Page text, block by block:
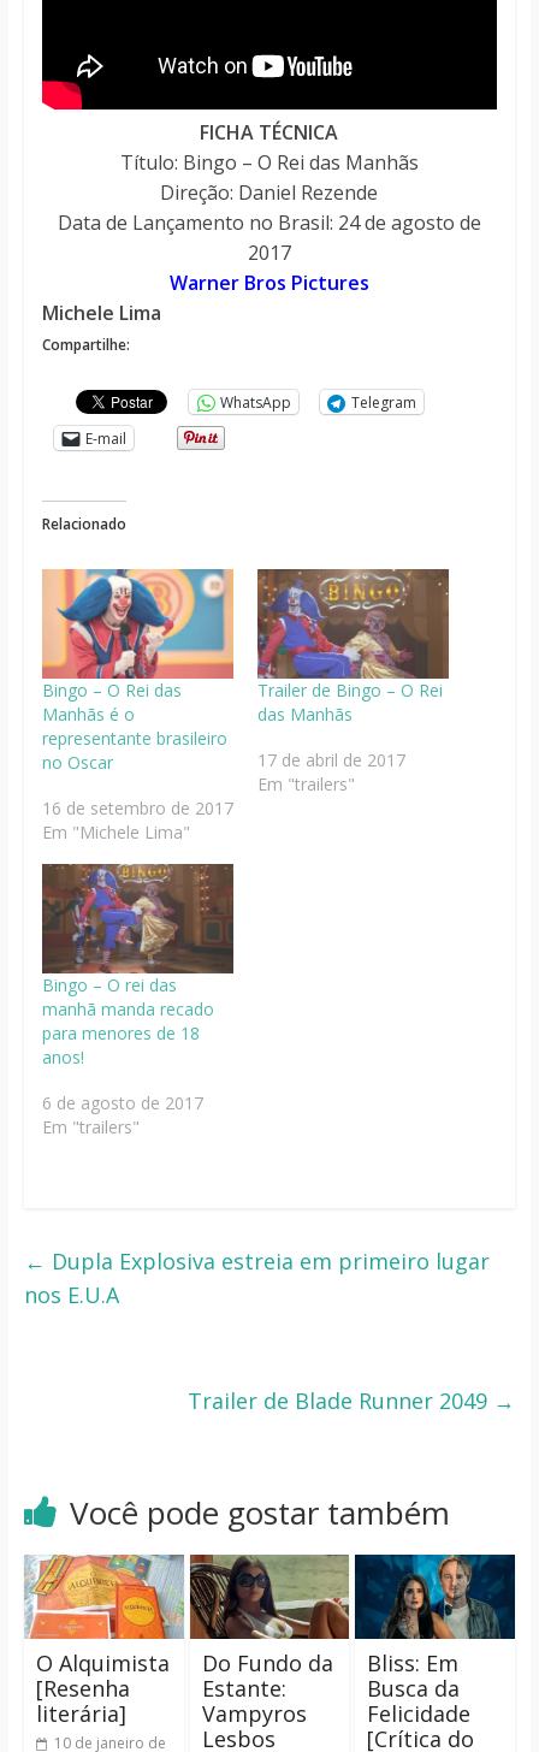
FICHA TÉCNICA
Título: Bingo – O Rei das Manhãs
Direção: Daniel Rezende
Data de Lançamento no Brasil: 24 de agosto de
2017
Warner Bros Pictures
Michele Lima
Compartilhe:
WhatsApp
Telegram
E-mail
Relacionado
Bingo – O Rei das
Manhãs é o
representante brasileiro
no Oscar
16 de setembro de 2017
Em "Michele Lima"
Trailer de Bingo – O Rei
das Manhãs
17 de abril de 2017
Em "trailers"
Bingo – O rei das
manhã manda recado
para menores de 18
anos!
6 de agosto de 2017
Em "trailers"
← Dupla Explosiva estreia em primeiro lugar
nos E.U.A
Trailer de Blade Runner 2049 →
Você pode gostar também
O Alquimista
[Resenha
literária]
10 de janeiro de
Do Fundo da
Estante:
Vampyros
Lesbos
Bliss: Em
Busca da
Felicidade
[Crítica do